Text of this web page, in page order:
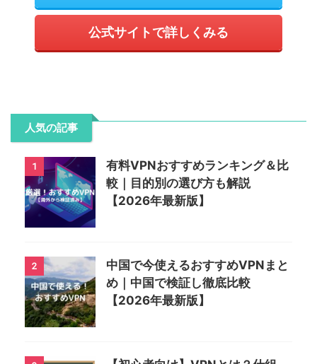
公式サイトで詳しくみる
人気の記事
1
有料VPNおすすめランキング＆比
較｜目的別の選び方も解説
【2026年最新版】
2
中国で今使えるおすすめVPNまと
め｜中国で検証し徹底比較
【2026年最新版】